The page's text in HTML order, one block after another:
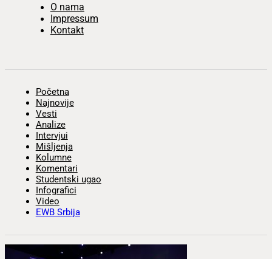
O nama
Impressum
Kontakt
Početna
Najnovije
Vesti
Analize
Intervjui
Mišljenja
Kolumne
Komentari
Studentski ugao
Infografici
Video
EWB Srbija